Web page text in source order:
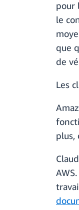
pour
le
que
de
Les
plus,